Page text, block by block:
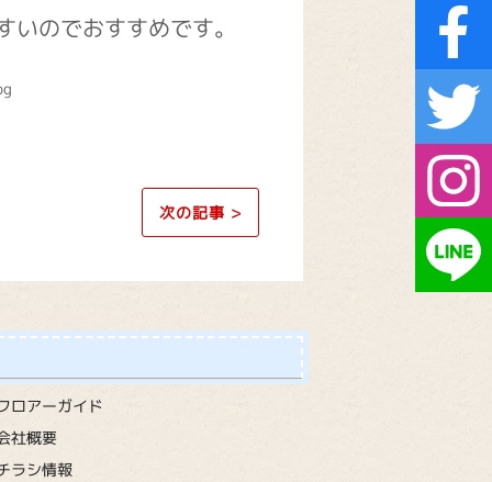
のでおすすめです。
次の記事 >
ロアーガイド
社概要
ラシ情報